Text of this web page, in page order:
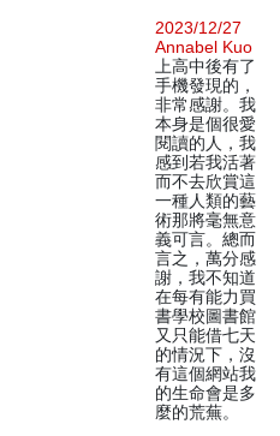
2023/12/27
Annabel Kuo
上高中後有了
手機發現的，
非常感謝。我
本身是個很愛
閱讀的人，我
感到若我活著
而不去欣賞這
一種人類的藝
術那將毫無意
義可言。總而
言之，萬分感
謝，我不知道
在每有能力買
書學校圖書館
又只能借七天
的情況下，沒
有這個網站我
的生命會是多
麼的荒蕪。